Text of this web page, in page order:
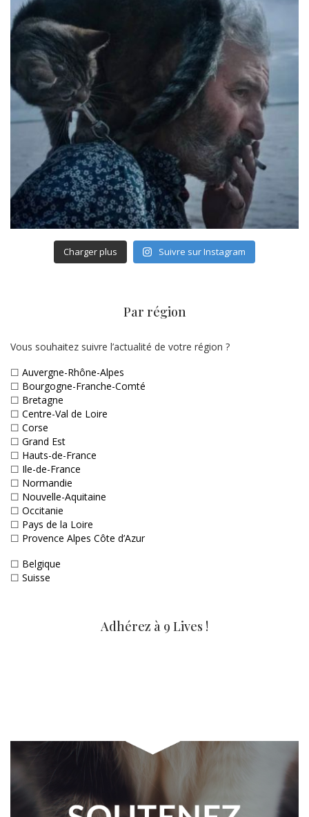
Charger plus Suivre sur Instagram
Par région
Vous souhaitez suivre l’actualité de votre région ?
☐ Auvergne-Rhône-Alpes
☐ Bourgogne-Franche-Comté
☐ Bretagne
☐ Centre-Val de Loire
☐ Corse
☐ Grand Est
☐ Hauts-de-France
☐ Ile-de-France
☐ Normandie
☐ Nouvelle-Aquitaine
☐ Occitanie
☐ Pays de la Loire
☐ Provence Alpes Côte d’Azur
☐ Belgique
☐ Suisse
Adhérez à 9 Lives !